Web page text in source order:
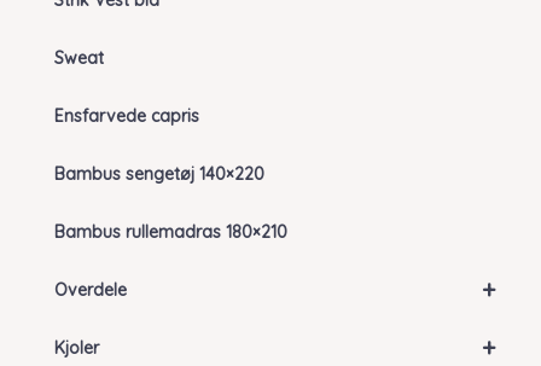
Sweat
Ensfarvede capris
Bambus sengetøj 140×220
Bambus rullemadras 180×210
+
Overdele
+
Kjoler